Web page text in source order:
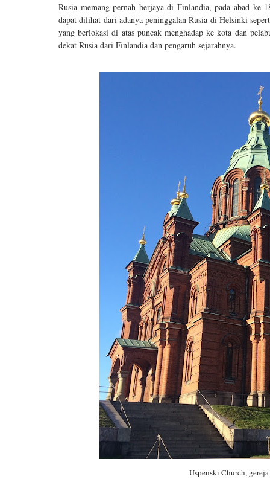
Rusia memang pernah berjaya di Finlandia, pada abad
dapat dilihat dari adanya peninggalan Rusia di Helsinki
yang berlokasi di atas puncak menghadap ke kota dan
dekat Rusia dari Finlandia dan pengaruh sejarahnya.
Uspenski Church,